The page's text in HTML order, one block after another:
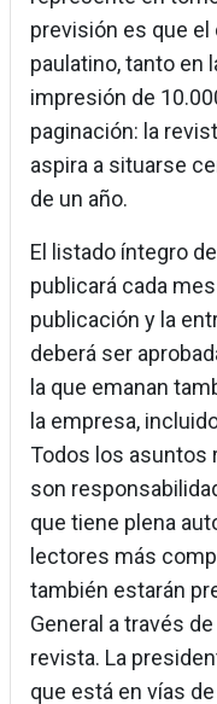
previsión es que
paulatino, tanto en
impresión de
paginación: la
aspira a situarse
de un año.
El listado íntegro
publicará cada
publicación y la
deberá ser
la que emanan
la empresa,
Todos los asuntos
son
que tiene plena
lectores más
también estarán
General a través
revista. La
que está en vías